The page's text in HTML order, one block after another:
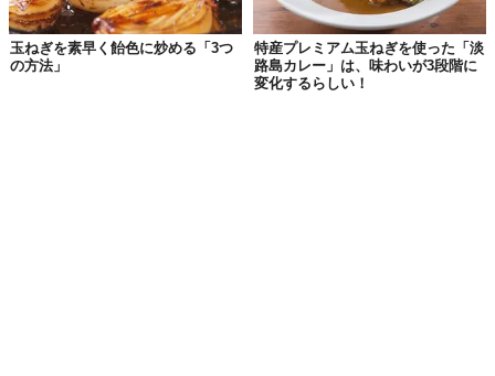
玉ねぎを素早く飴色に炒める「3つ
の方法」
特産プレミアム玉ねぎを使った「淡
路島カレー」は、味わいが3段階に
変化するらしい！